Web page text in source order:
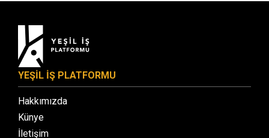
YEŞİL İŞ PLATFORMU
Hakkımızda
Künye
İletişim